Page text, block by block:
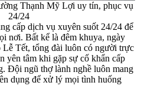
Thạnh Mỹ Lợi uy tín, phục vụ
24/24
cấp dịch vụ xuyên suốt 24/24 để
nơi. Bất kể là đêm khuya, ngày
Lễ Tết, tổng đài luôn có người trực
yên tâm khi gặp sự cố khẩn cấp
Đội ngũ thợ lành nghề luôn mang
dụng để xử lý mọi tình huống